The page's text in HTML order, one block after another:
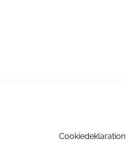
Cookiedeklaration